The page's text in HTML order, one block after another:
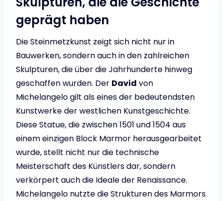
geprägt haben
Die Steinmetzkunst zeigt sich nicht nur in
Bauwerken, sondern auch in den zahlreichen
Skulpturen, die über die Jahrhunderte hinweg
geschaffen wurden. Der David von
Michelangelo gilt als eines der bedeutendsten
Kunstwerke der westlichen Kunstgeschichte.
Diese Statue, die zwischen 1501 und 1504 aus
einem einzigen Block Marmor herausgearbeitet
wurde, stellt nicht nur die technische
Meisterschaft des Künstlers dar, sondern
verkörpert auch die Ideale der Renaissance.
Michelangelo nutzte die Strukturen des Marmors